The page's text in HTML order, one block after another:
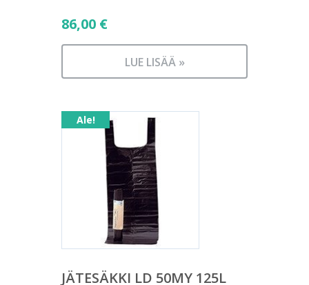
86,00 €
LUE LISÄÄ »
Ale!
JÄTESÄKKI LD 50MY 125L